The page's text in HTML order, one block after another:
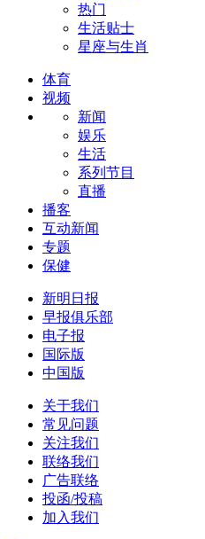
热门
生活贴士
星座与生肖
体育
视频
新闻
娱乐
生活
系列节目
直播
播客
互动新闻
专题
保健
新明日报
早报俱乐部
电子报
国际版
中国版
关于我们
常见问题
关注我们
联络我们
广告联络
投函/投稿
加入我们